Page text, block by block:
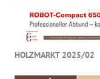
HOLZMARKT 2025/02